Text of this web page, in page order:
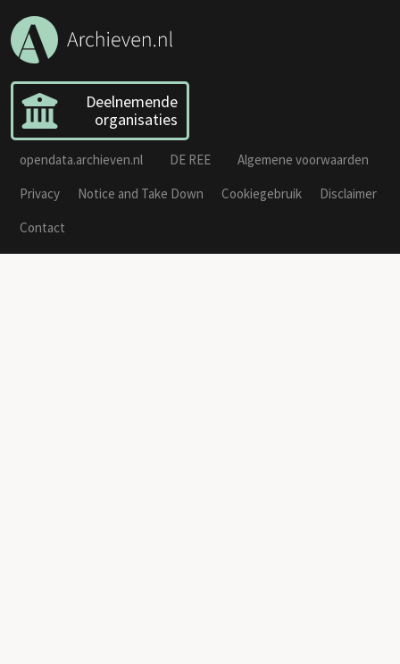
Deelnemende
organisaties
opendata.archieven.nl DE REE
Algemene voorwaarden
Privacy
Notice and Take Down Cookiegebruik
Disclaimer
Contact